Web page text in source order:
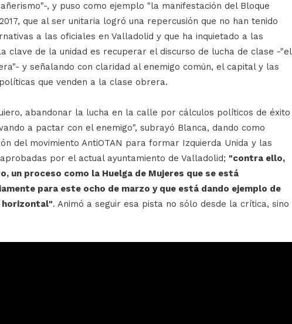
, y puso como ejemplo "la manifestación del Bloque
que al ser unitaria logró una repercusión que no han tenido
a las oficiales en Valladolid y que ha inquietado a las
clave de la unidad es recuperar el discurso de lucha de clase -"el
y señalando con claridad al enemigo común, el capital y las
que venden a la clase obrera.
abandonar la lucha en la calle por cálculos políticos de éxito
a pactar con el enemigo", subrayó Blanca, dando como
del movimiento AntiOTAN para formar Izquierda Unida y las
por el actual ayuntamiento de Valladolid; "contra ello,
un proceso como la Huelga de Mujeres que se está
para este ocho de marzo y que está dando ejemplo de
horizontal". Animó a seguir esa pista no sólo desde la crítica, sino